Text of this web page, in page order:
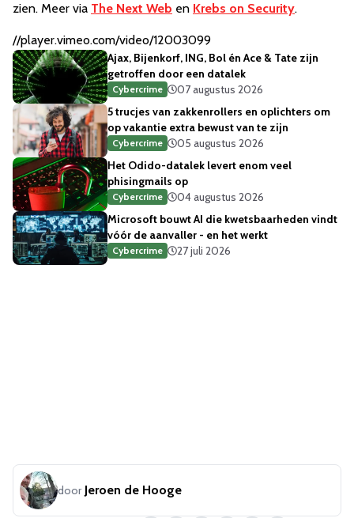
zien. Meer via The Next Web en Krebs on Security.
//player.vimeo.com/video/12003099
Ajax, Bijenkorf, ING, Bol én Ace & Tate zijn
getroffen door een datalek
Cybercrime
07 augustus 2026
5 trucjes van zakkenrollers en oplichters om
op vakantie extra bewust van te zijn
Cybercrime
05 augustus 2026
Het Odido-datalek levert enom veel
phisingmails op
Cybercrime
04 augustus 2026
Microsoft bouwt AI die kwetsbaarheden vindt
vóór de aanvaller - en het werkt
Cybercrime 27 juli 2026
door Jeroen de Hooge